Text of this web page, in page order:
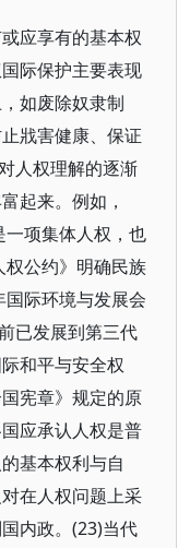
应享有的基本权
际保护主要表现
如废除奴隶制
戕害健康、保证
人权理解的逐渐
起来。例如，
项集体人权，也
公约》明确民族
际环境与发展会
已发展到第三代
和平与安全权
宪章》规定的原
应承认人权是普
基本权利与自
在人权问题上采
内政。(23)当代